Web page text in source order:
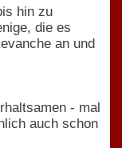
hin zu
die es
an und
- mal
auch schon